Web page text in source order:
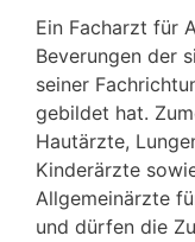
Ein Facharzt für
Beverungen der
seiner
gebildet hat.
Hautärzte,
Kinderärzte
Allgemeinärzte
und dürfen die